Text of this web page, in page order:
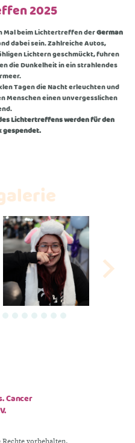
2025
Mal beim Lichtertreffen derGerman
dabei sein. Zahlreiche Autos,
Lichtern geschmückt, fuhren
die Dunkelheit in ein strahlendes
Tagen die Nacht erleuchten und
Menschen einen unvergesslichen
Lichtertreffens werden für den
gespendet.
Cancer